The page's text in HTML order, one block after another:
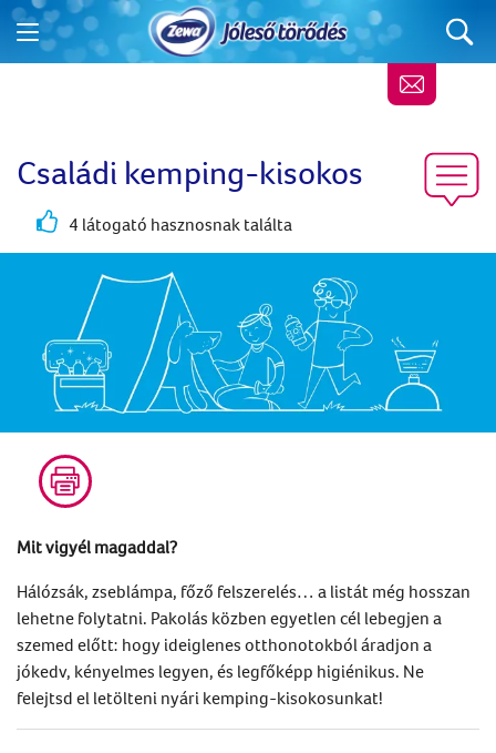
Családi kemping-kisokos
4 látogató hasznosnak találta
Mit vigyél magaddal?
Hálózsák, zseblámpa, főző felszerelés… a listát még hosszan
lehetne folytatni. Pakolás közben egyetlen cél lebegjen a
szemed előtt: hogy ideiglenes otthonotokból áradjon a
jókedv, kényelmes legyen, és legfőképp higiénikus. Ne
felejtsd el letölteni nyári kemping-kisokosunkat!